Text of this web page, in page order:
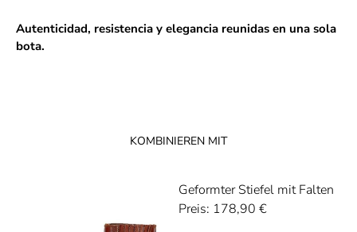
Autenticidad, resistencia y elegancia reunidas en una sola
bota.
KOMBINIEREN MIT
Geformter Stiefel mit Falten
Preis: 178,90 €